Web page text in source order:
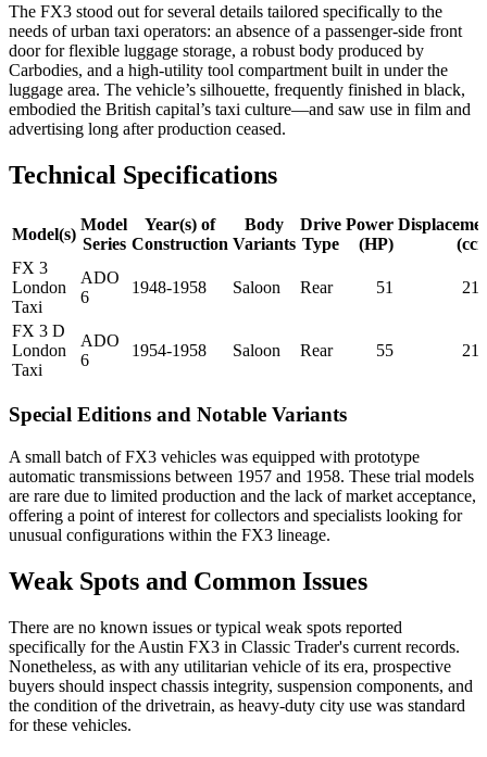
The FX3 stood out for several details tailored specifically to the
needs of urban taxi operators: an absence of a passenger-side front
door for flexible luggage storage, a robust body produced by
Carbodies, and a high-utility tool compartment built in under the
luggage area. The vehicle’s silhouette, frequently finished in black,
embodied the British capital’s taxi culture—and saw use in film and
advertising long after production ceased.
Technical Specifications
Model(s)
Model
Series
Year(s) of
Construction
Body
Variants
Drive
Type
Power
(HP)
FX 3
London
Taxi
ADO
6
1948-1958 Saloon Rear 51
FX 3 D
London
Taxi
ADO
6
1954-1958 Saloon Rear 55
Special Editions and Notable Variants
A small batch of FX3 vehicles was equipped with prototype
automatic transmissions between 1957 and 1958. These trial models
are rare due to limited production and the lack of market acceptance,
offering a point of interest for collectors and specialists looking for
unusual configurations within the FX3 lineage.
Weak Spots and Common Issues
There are no known issues or typical weak spots reported
specifically for the Austin FX3 in Classic Trader's current records.
Nonetheless, as with any utilitarian vehicle of its era, prospective
buyers should inspect chassis integrity, suspension components, and
the condition of the drivetrain, as heavy-duty city use was standard
for these vehicles.